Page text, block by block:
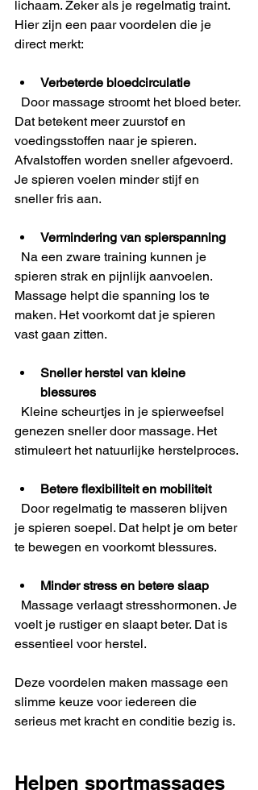
lichaam. Zeker als je regelmatig traint.
Hier zijn een paar voordelen die je
direct merkt:
Verbeterde bloedcirculatie
Dat betekent meer zuurstof en
voedingsstoffen naar je spieren.
Afvalstoffen worden sneller afgevoerd.
Je spieren voelen minder stijf en
sneller fris aan.
Vermindering van spierspanning
spieren strak en pijnlijk aanvoelen.
Massage helpt die spanning los te
maken. Het voorkomt dat je spieren
vast gaan zitten.
Sneller herstel van kleine
blessures
genezen sneller door massage. Het
stimuleert het natuurlijke herstelproces.
Betere flexibiliteit en mobiliteit
je spieren soepel. Dat helpt je om beter
te bewegen en voorkomt blessures.
Minder stress en betere slaap
voelt je rustiger en slaapt beter. Dat is
essentieel voor herstel.
Deze voordelen maken massage een
slimme keuze voor iedereen die
serieus met kracht en conditie bezig is.
Helpen sportmassages